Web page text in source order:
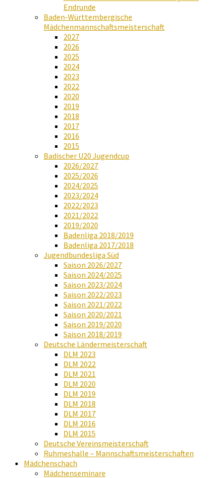
Endrunde
Baden-Württembergische
Mädchenmannschaftsmeisterschaft
2027
2026
2025
2024
2023
2022
2020
2019
2018
2017
2016
2015
Badischer U20 Jugendcup
2026/2027
2025/2026
2024/2025
2023/2024
2022/2023
2021/2022
2019/2020
Badenliga 2018/2019
Badenliga 2017/2018
Jugendbundesliga Süd
Saison 2026/2027
Saison 2024/2025
Saison 2023/2024
Saison 2022/2023
Saison 2021/2022
Saison 2020/2021
Saison 2019/2020
Saison 2018/2019
Deutsche Ländermeisterschaft
DLM 2023
DLM 2022
DLM 2021
DLM 2020
DLM 2019
DLM 2018
DLM 2017
DLM 2016
DLM 2015
Deutsche Vereinsmeisterschaft
Ruhmeshalle – Mannschaftsmeisterschaften
Mädchenschach
Mädchenseminare